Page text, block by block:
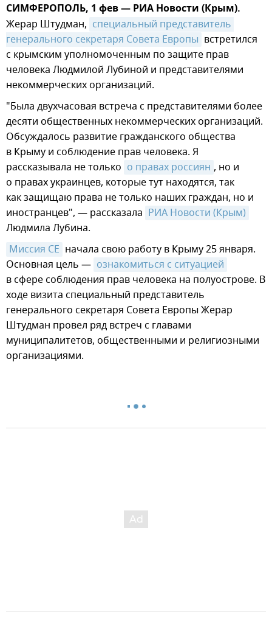
СИМФЕРОПОЛЬ, 1 фев — РИА Новости (Крым).
Жерар Штудман, специальный представитель
генерального секретаря Совета Европы встретился
с крымским уполномоченным по защите прав
человека Людмилой Лубиной и представителями
некоммерческих организаций.
"Была двухчасовая встреча с представителями более
десяти общественных некоммерческих организаций.
Обсуждалось развитие гражданского общества
в Крыму и соблюдение прав человека. Я
рассказывала не только о правах россиян , но и
о правах украинцев, которые тут находятся, так
как защищаю права не только наших граждан, но и
иностранцев", — рассказала РИА Новости (Крым)
Людмила Лубина.
Миссия СЕ начала свою работу в Крыму 25 января.
Основная цель — ознакомиться с ситуацией
в сфере соблюдения прав человека на полуострове. В
ходе визита специальный представитель
генерального секретаря Совета Европы Жерар
Штудман провел ряд встреч с главами
муниципалитетов, общественными и религиозными
организациями.